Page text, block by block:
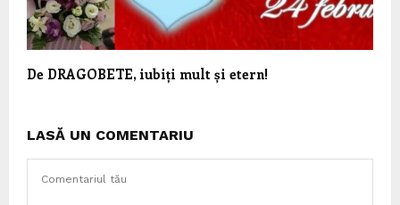
De DRAGOBETE, iubiți mult și etern!
LASĂ UN COMENTARIU